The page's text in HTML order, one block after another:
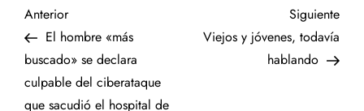
N
a
v
Entrada
anterior
Anterior
El hombre «más
buscado» se declara
culpable del ciberataque
que sacudió el hospital de
Siguiente
Viejos y jóvenes, todavía
hablando